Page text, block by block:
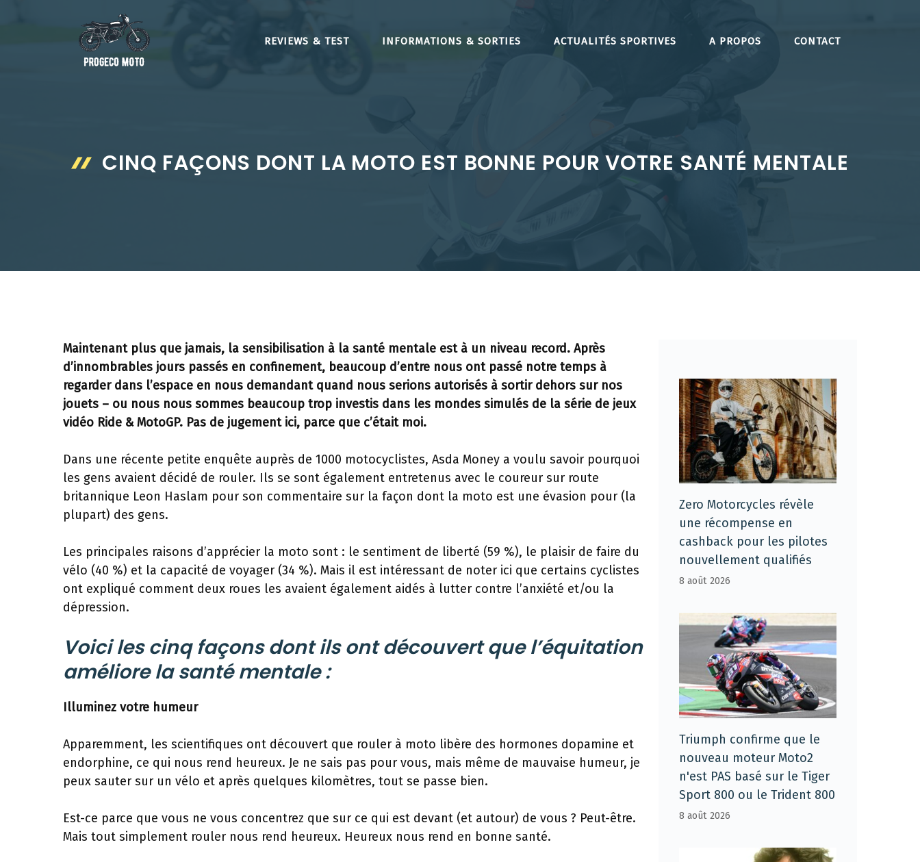
REVIEWS & TEST INFORMATIONS & SORTIES ACTUALITÉS SPORTIVES A PROPOS CONTACT
CINQ FAÇONS DONT LA MOTO EST BONNE POUR VOTRE SANTÉ MENTALE
Maintenant plus que jamais, la sensibilisation à la santé mentale est à un niveau record. Après
d’innombrables jours passés en confinement, beaucoup d’entre nous ont passé notre temps à
regarder dans l’espace en nous demandant quand nous serions autorisés à sortir dehors sur nos
jouets – ou nous nous sommes beaucoup trop investis dans les mondes simulés de la série de jeux
vidéo Ride & MotoGP. Pas de jugement ici, parce que c’était moi.
Dans une récente petite enquête auprès de 1000 motocyclistes, Asda Money a voulu savoir pourquoi
les gens avaient décidé de rouler. Ils se sont également entretenus avec le coureur sur route
britannique Leon Haslam pour son commentaire sur la façon dont la moto est une évasion pour (la
plupart) des gens.
Les principales raisons d’apprécier la moto sont : le sentiment de liberté (59 %), le plaisir de faire du
vélo (40 %) et la capacité de voyager (34 %). Mais il est intéressant de noter ici que certains cyclistes
ont expliqué comment deux roues les avaient également aidés à lutter contre l’anxiété et/ou la
dépression.
Voici les cinq façons dont ils ont découvert que l’équitation
améliore la santé mentale :
Illuminez votre humeur
Apparemment, les scientifiques ont découvert que rouler à moto libère des hormones dopamine et
endorphine, ce qui nous rend heureux. Je ne sais pas pour vous, mais même de mauvaise humeur, je
peux sauter sur un vélo et après quelques kilomètres, tout se passe bien.
Est-ce parce que vous ne vous concentrez que sur ce qui est devant (et autour) de vous ? Peut-être.
Mais tout simplement rouler nous rend heureux. Heureux nous rend en bonne santé.
Zero Motorcycles révèle
une récompense en
cashback pour les pilotes
nouvellement qualifiés
8 août 2026
Triumph confirme que le
nouveau moteur Moto2
n'est PAS basé sur le Tiger
Sport 800 ou le Trident 800
8 août 2026